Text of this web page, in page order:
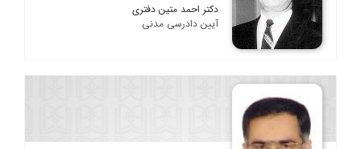
دکتر احمد متین دفتری
آیین دادرسی مدنی